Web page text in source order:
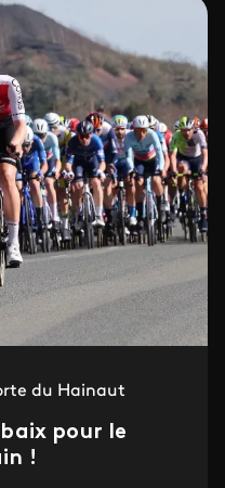
du Hainaut
pour le
!